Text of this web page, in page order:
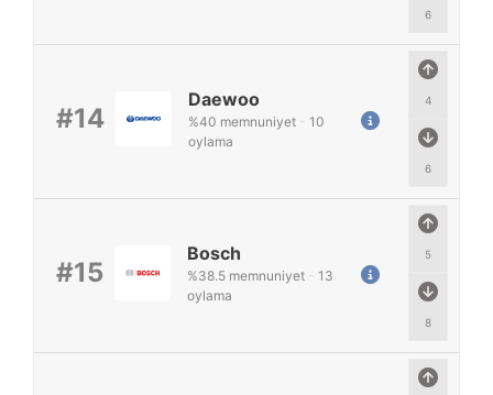
6
#14
4
6
Daewoo
%40 memnuniyet - 10
oylama
#15
5
8
Bosch
%38.5memnuniyet - 13
oylama